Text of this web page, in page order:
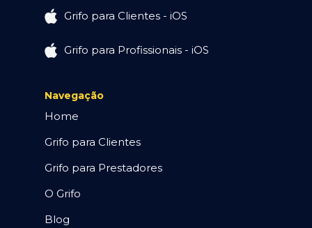
Grifo para Clientes - iOS
Grifo para Profissionais - iOS
Navegação
Home
Grifo para Clientes
Grifo para Prestadores
O Grifo
Blog